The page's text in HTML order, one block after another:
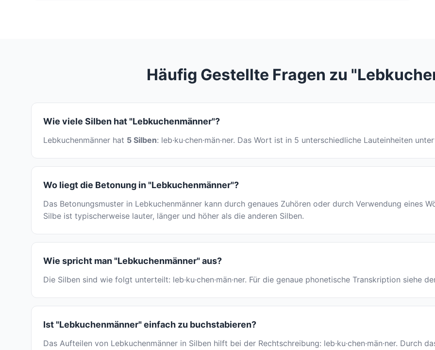
Häufig Gestellte Fragen zu
Wie viele Silben hat "Lebkuchenmänner"?
Lebkuchenmänner hat 5 Silben: leb·ku·chen·män·ner. Das Wort ist in 5 unterschiedliche Lauteinheiten
Wo liegt die Betonung in "Lebkuchenmänner"?
Das Betonungsmuster in Lebkuchenmänner kann durch genaues Zuhören oder durch Verwendung eines
Silbe ist typischerweise lauter, länger und höher als die anderen Silben.
Wie spricht man "Lebkuchenmänner" aus?
Die Silben sind wie folgt unterteilt: leb·ku·chen·män·ner. Für die genaue phonetische Transkription siehe
Ist "Lebkuchenmänner" einfach zu buchstabieren?
Das Aufteilen von Lebkuchenmänner in Silben hilft bei der Rechtschreibung: leb·ku·chen·män·ner. Durch